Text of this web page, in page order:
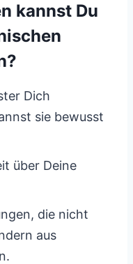
kannst Du
Dich
sie bewusst
über Deine
die nicht
aus